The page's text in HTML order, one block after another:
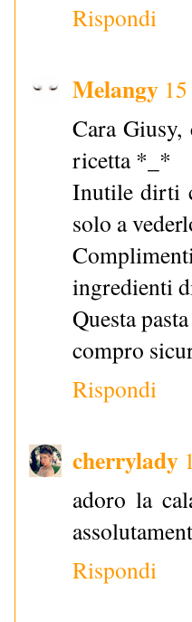
Rispondi
Melangy
Cara
ricetta *_*
Inutile dirti
solo a
ingredienti
Questa
compro
Rispondi
cherrylady
adoro la
Rispondi